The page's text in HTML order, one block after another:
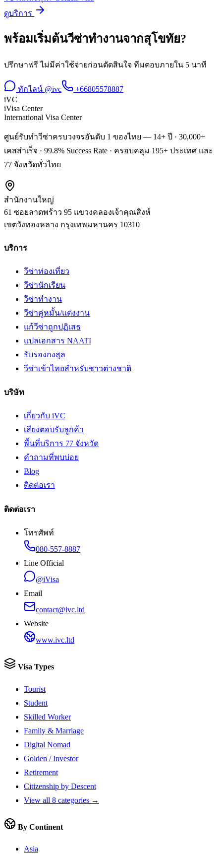
ดูบริการ
พร้อมเริ่มต้นวีซ่าทำงานจากสุโขทัย?
ปรึกษาฟรี ไม่มีค่าใช้จ่ายก่อนตัดสินใจ ทีมตอบภายใน 5 นาที
ทักไลน์ @ivc
+66805578887
iVC
iVisa Center
International Visa Center
ศูนย์รับทำวีซ่าครบวงจรอันดับ 1 ของไทย — 14+ ปี · 30,000+
เคสสำเร็จ · 99.8% Success Rate · ครอบคลุม 195+ ประเทศ และ
77 จังหวัดทั่วไทย
สำนักงานใหญ่
61 ซอยลาดพร้าว 95 แขวงคลองเจ้าคุณสิงห์
เขตวังทองหลาง กรุงเทพมหานคร 10310
บริการ
วีซ่าท่องเที่ยว
วีซ่านักเรียน
วีซ่าทำงาน
วีซ่าคู่หมั้น/แต่งงาน
แก้วีซ่าถูกปฏิเสธ
แปลเอกสาร NAATI
รับรองกงสุล
วีซ่าเข้าไทยสำหรับชาวต่างชาติ
บริษัท
เกี่ยวกับ iVC
เสียงตอบรับลูกค้า
พื้นที่บริการ 77 จังหวัด
คำถามที่พบบ่อย
Blog
ติดต่อเรา
ติดต่อเรา
โทรศัพท์
080-557-8887
Line Official
@iVisa
Email
contact@ivc.ltd
Website
www.ivc.ltd
Visa Types
Tourist
Student
Skilled Worker
Family & Marriage
Digital Nomad
Golden / Investor
Retirement
Citizenship by Descent
View all 8 categories →
By Continent
Asia